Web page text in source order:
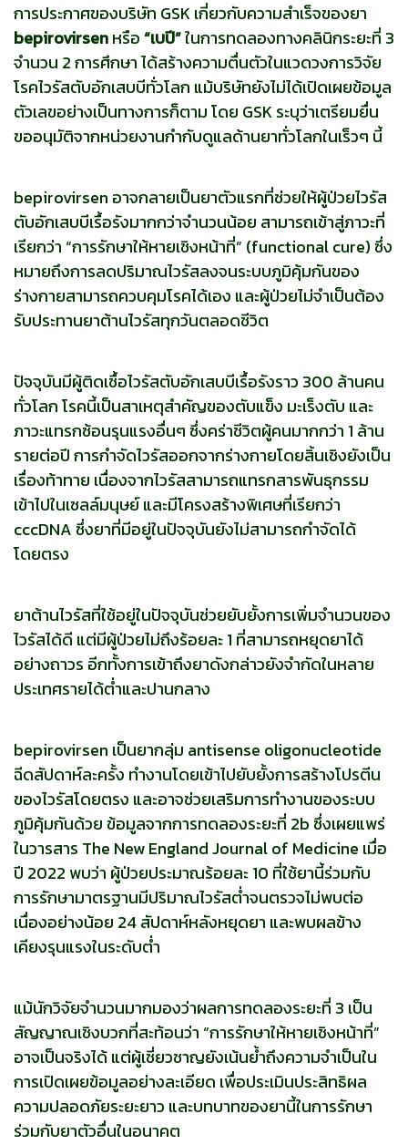
การประกาศของบริษัท GSK เกี่ยวกับความสำเร็จของยา
bepirovirsenหรือ“เบปี”ในการทดลองทางคลินิกระยะที่ 3
จำนวน 2 การศึกษา ได้สร้างความตื่นตัวในแวดวงการวิจัย
โรคไวรัสตับอักเสบบีทั่วโลก แม้บริษัทยังไม่ได้เปิดเผยข้อมูล
ตัวเลขอย่างเป็นทางการก็ตาม โดย GSK ระบุว่าเตรียมยื่น
ขออนุมัติจากหน่วยงานกำกับดูแลด้านยาทั่วโลกในเร็วๆ นี้
bepirovirsen อาจกลายเป็นยาตัวแรกที่ช่วยให้ผู้ป่วยไวรัส
ตับอักเสบบีเรื้อรังมากกว่าจำนวนน้อย สามารถเข้าสู่ภาวะที่
เรียกว่า “การรักษาให้หายเชิงหน้าที่” (functional cure) ซึ่ง
หมายถึงการลดปริมาณไวรัสลงจนระบบภูมิคุ้มกันของ
ร่างกายสามารถควบคุมโรคได้เอง และผู้ป่วยไม่จำเป็นต้อง
รับประทานยาต้านไวรัสทุกวันตลอดชีวิต
ปัจจุบันมีผู้ติดเชื้อไวรัสตับอักเสบบีเรื้อรังราว 300 ล้านคน
ทั่วโลก โรคนี้เป็นสาเหตุสำคัญของตับแข็ง มะเร็งตับ และ
ภาวะแทรกซ้อนรุนแรงอื่นๆ ซึ่งคร่าชีวิตผู้คนมากกว่า 1 ล้าน
รายต่อปี การกำจัดไวรัสออกจากร่างกายโดยสิ้นเชิงยังเป็น
เรื่องท้าทาย เนื่องจากไวรัสสามารถแทรกสารพันธุกรรม
เข้าไปในเซลล์มนุษย์ และมีโครงสร้างพิเศษที่เรียกว่า
cccDNA ซึ่งยาที่มีอยู่ในปัจจุบันยังไม่สามารถกำจัดได้
โดยตรง
ยาต้านไวรัสที่ใช้อยู่ในปัจจุบันช่วยยับยั้งการเพิ่มจำนวนของ
ไวรัสได้ดี แต่มีผู้ป่วยไม่ถึงร้อยละ 1 ที่สามารถหยุดยาได้
อย่างถาวร อีกทั้งการเข้าถึงยาดังกล่าวยังจำกัดในหลาย
ประเทศรายได้ต่ำและปานกลาง
bepirovirsen เป็นยากลุ่ม antisense oligonucleotide
ฉีดสัปดาห์ละครั้ง ทำงานโดยเข้าไปยับยั้งการสร้างโปรตีน
ของไวรัสโดยตรง และอาจช่วยเสริมการทำงานของระบบ
ภูมิคุ้มกันด้วย ข้อมูลจากการทดลองระยะที่ 2b ซึ่งเผยแพร่
ในวารสาร The New England Journal of Medicine เมื่อ
ปี 2022 พบว่า ผู้ป่วยประมาณร้อยละ 10 ที่ใช้ยานี้ร่วมกับ
การรักษามาตรฐานมีปริมาณไวรัสต่ำจนตรวจไม่พบต่อ
เนื่องอย่างน้อย 24 สัปดาห์หลังหยุดยา และพบผลข้าง
เคียงรุนแรงในระดับต่ำ
แม้นักวิจัยจำนวนมากมองว่าผลการทดลองระยะที่ 3 เป็น
สัญญาณเชิงบวกที่สะท้อนว่า “การรักษาให้หายเชิงหน้าที่”
อาจเป็นจริงได้ แต่ผู้เชี่ยวชาญยังเน้นย้ำถึงความจำเป็นใน
การเปิดเผยข้อมูลอย่างละเอียด เพื่อประเมินประสิทธิผล
ความปลอดภัยระยะยาว และบทบาทของยานี้ในการรักษา
ร่วมกับยาตัวอื่นในอนาคต